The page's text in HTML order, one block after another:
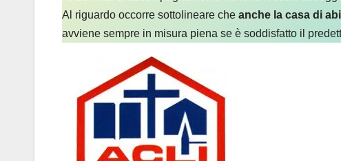
Al riguardo occorre sottolineare che anche la casa di
avviene sempre in misura piena se è soddisfatto il